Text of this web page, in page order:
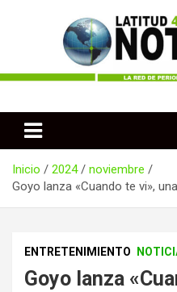
Latitud 435
Inicio 2024
noviembre
Goyo lanza «Cuando te vi»,
ENTRETENIMIENTO
Goyo lanza